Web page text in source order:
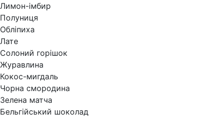
Лимон-імбир
Полуниця
Обліпиха
Лате
Солоний горішок
Журавлина
Кокос-мигдаль
Чорна смородина
Зелена матча
Бельгійський шоколад